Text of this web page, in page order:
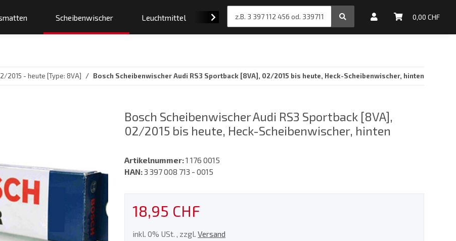
0,00 CHF
Scheibenwischer Leuchtmittel Originale Motoröle
2015 - heute [Type: 8VA] Bosch Scheibenwischer Audi RS3 Sportback [8VA], 02/2015 bis heute, Heck-Scheibenwischer, hinten
Bosch Scheibenwischer Audi RS3 Sportback [8VA],
02/2015 bis heute, Heck-Scheibenwischer, hinten
Artikelnummer:1 176 0015
HAN:3 397 008 713 - 0015
18,95 CHF
inkl. 0% USt. , zzgl. Versand